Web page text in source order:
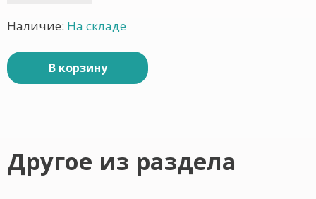
Наличие: На складе
В корзину
Другое из раздела